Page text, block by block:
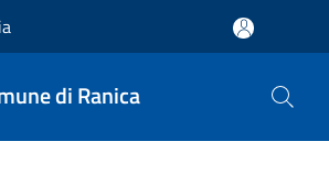
di Ranica